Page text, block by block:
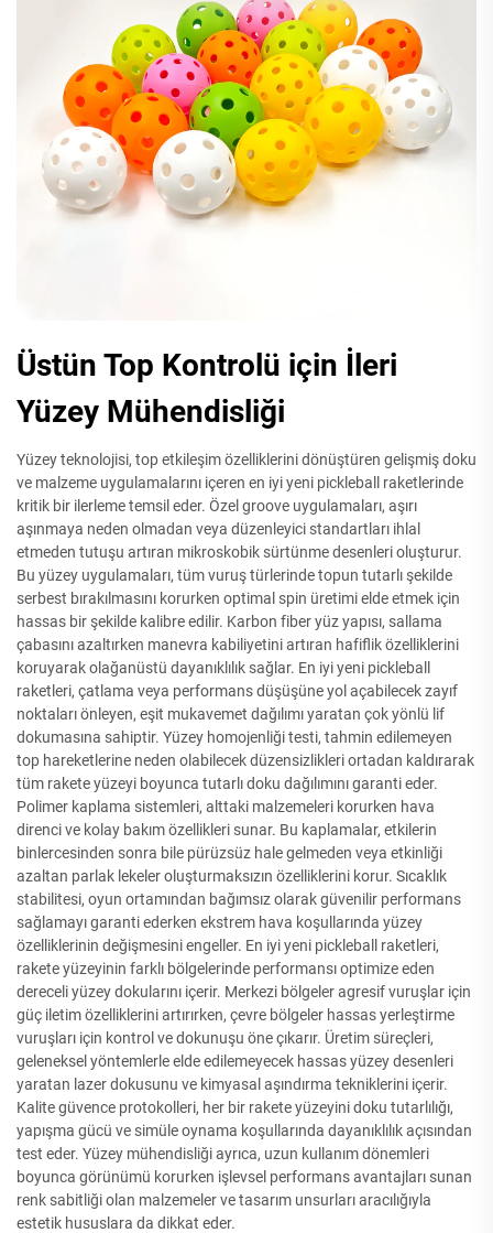
Üstün Top Kontrolü için İleri
Yüzey Mühendisliği
Yüzey teknolojisi, top etkileşim özelliklerini dönüştüren gelişmiş doku
ve malzeme uygulamalarını içeren en iyi yeni pickleball raketlerinde
kritik bir ilerleme temsil eder. Özel groove uygulamaları, aşırı
aşınmaya neden olmadan veya düzenleyici standartları ihlal
etmeden tutuşu artıran mikroskobik sürtünme desenleri oluşturur.
Bu yüzey uygulamaları, tüm vuruş türlerinde topun tutarlı şekilde
serbest bırakılmasını korurken optimal spin üretimi elde etmek için
hassas bir şekilde kalibre edilir. Karbon fiber yüz yapısı, sallama
çabasını azaltırken manevra kabiliyetini artıran hafiflik özelliklerini
koruyarak olağanüstü dayanıklılık sağlar. En iyi yeni pickleball
raketleri, çatlama veya performans düşüşüne yol açabilecek zayıf
noktaları önleyen, eşit mukavemet dağılımı yaratan çok yönlü lif
dokumasına sahiptir. Yüzey homojenliği testi, tahmin edilemeyen
top hareketlerine neden olabilecek düzensizlikleri ortadan kaldırarak
tüm rakete yüzeyi boyunca tutarlı doku dağılımını garanti eder.
Polimer kaplama sistemleri, alttaki malzemeleri korurken hava
direnci ve kolay bakım özellikleri sunar. Bu kaplamalar, etkilerin
binlercesinden sonra bile pürüzsüz hale gelmeden veya etkinliği
azaltan parlak lekeler oluşturmaksızın özelliklerini korur. Sıcaklık
stabilitesi, oyun ortamından bağımsız olarak güvenilir performans
sağlamayı garanti ederken ekstrem hava koşullarında yüzey
özelliklerinin değişmesini engeller. En iyi yeni pickleball raketleri,
rakete yüzeyinin farklı bölgelerinde performansı optimize eden
dereceli yüzey dokularını içerir. Merkezi bölgeler agresif vuruşlar için
güç iletim özelliklerini artırırken, çevre bölgeler hassas yerleştirme
vuruşları için kontrol ve dokunuşu öne çıkarır. Üretim süreçleri,
geleneksel yöntemlerle elde edilemeyecek hassas yüzey desenleri
yaratan lazer dokusunu ve kimyasal aşındırma tekniklerini içerir.
Kalite güvence protokolleri, her bir rakete yüzeyini doku tutarlılığı,
yapışma gücü ve simüle oynama koşullarında dayanıklılık açısından
test eder. Yüzey mühendisliği ayrıca, uzun kullanım dönemleri
boyunca görünümü korurken işlevsel performans avantajları sunan
renk sabitliği olan malzemeler ve tasarım unsurları aracılığıyla
estetik hususlara da dikkat eder.